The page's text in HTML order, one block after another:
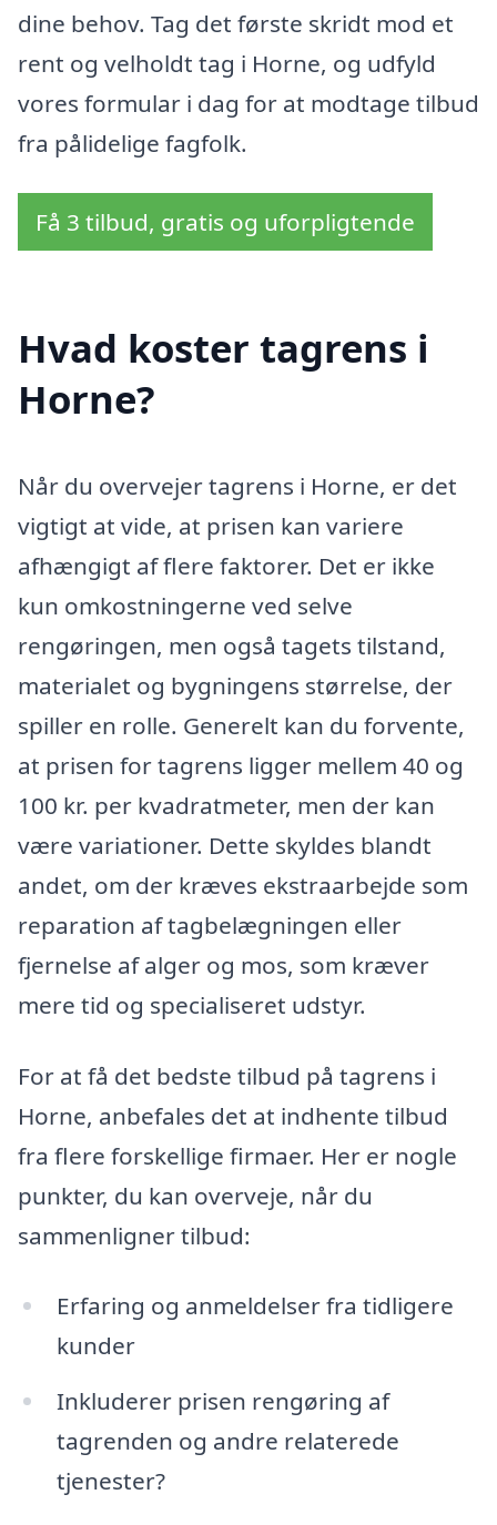
dine behov. Tag det første skridt mod et
rent og velholdt tag i Horne, og udfyld
vores formular i dag for at modtage tilbud
fra pålidelige fagfolk.
Få 3 tilbud, gratis og uforpligtende
Hvad koster tagrens i
Horne?
Når du overvejer tagrens i Horne, er det
vigtigt at vide, at prisen kan variere
afhængigt af flere faktorer. Det er ikke
kun omkostningerne ved selve
rengøringen, men også tagets tilstand,
materialet og bygningens størrelse, der
spiller en rolle. Generelt kan du forvente,
at prisen for tagrens ligger mellem 40 og
100 kr. per kvadratmeter, men der kan
være variationer. Dette skyldes blandt
andet, om der kræves ekstraarbejde som
reparation af tagbelægningen eller
fjernelse af alger og mos, som kræver
mere tid og specialiseret udstyr.
For at få det bedste tilbud på tagrens i
Horne, anbefales det at indhente tilbud
fra flere forskellige firmaer. Her er nogle
punkter, du kan overveje, når du
sammenligner tilbud:
Erfaring og anmeldelser fra tidligere
kunder
Inkluderer prisen rengøring af
tagrenden og andre relaterede
tjenester?